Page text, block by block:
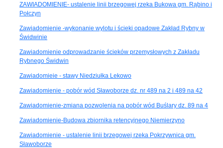
ZAWIADOMIENIE- ustalenie linii brzegowej rzeka Bukowa gm. Rąbino i
Połczyn
Zawiadomienie -wykonanie wylotu i ścieki opadowe Zakład Rybny w
Świdwinie
Zawiadomienie odprowadzanie ścieków przemysłowych z Zakładu
Rybnego Świdwin
Zawiadomieie - stawy Niedziułka Lekowo
Zawiadomienie - pobór wód Sławoborze dz. nr 489 na 2 i 489 na 42
Zawiadomienie-zmiana pozwolenia na pobór wód Buślary dz. 89 na 4
Zawiadomienie-Budowa zbiornika retencyjnego Niemierzyno
Zawiadomienie - ustalenie linii brzegowej rzeka Pokrzywnica gm.
Sławoborze